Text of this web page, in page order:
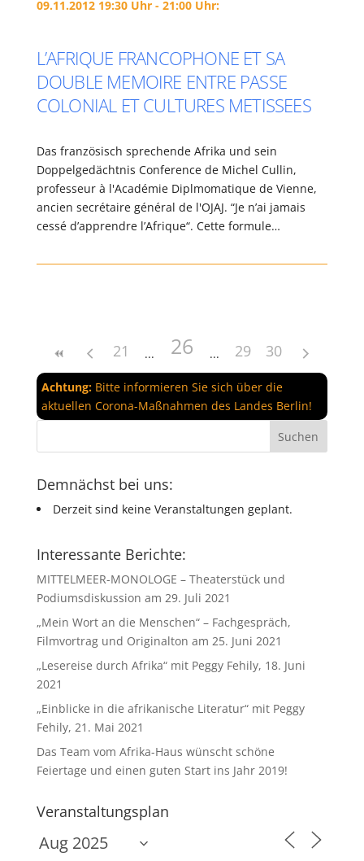
09.11.2012 19:30 Uhr - 21:00 Uhr:
L’AFRIQUE FRANCOPHONE ET SA
DOUBLE MEMOIRE ENTRE PASSE
COLONIAL ET CULTURES METISSEES
Das französisch sprechende Afrika und sein
Doppelgedächtnis Conference de Michel Cullin,
professeur à l'Académie Diplmomatique de Vienne,
ancien secrétaire général de l'OJAJ. “Je n’ai jamais
cessé d’apprendre l’Afrique“. Cette formule…
21 26 29 30
Achtung:Bitte informieren Sie sich über die
aktuellen Corona-Maßnahmen des Landes Berlin!
Demnächst bei uns:
Derzeit sind keine Veranstaltungen geplant.
Interessante Berichte:
MITTELMEER-MONOLOGE – Theaterstück und
Podiumsdiskussion am 29. Juli 2021
„Mein Wort an die Menschen“ – Fachgespräch,
Filmvortrag und Originalton am 25. Juni 2021
„Lesereise durch Afrika“ mit Peggy Fehily, 18. Juni
2021
„Einblicke in die afrikanische Literatur“ mit Peggy
Fehily, 21. Mai 2021
Das Team vom Afrika-Haus wünscht schöne
Feiertage und einen guten Start ins Jahr 2019!
Veranstaltungsplan